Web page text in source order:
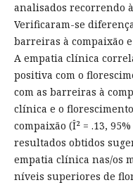
analisados recorrendo
Verificaram-se
barreiras à compaixão
A empatia clínica
positiva com o
com as barreiras à
clínica e o
compaixão (Î² = .13,
resultados obtidos
empatia clínica nas/os
níveis superiores de